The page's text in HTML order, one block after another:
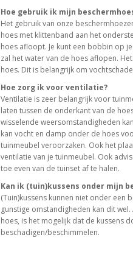
Hoe gebruik ik mijn
Het gebruik van onze
hoes met klittenband aan het
hoes afloopt. Je kunt een bobbin op
zal het water van de hoes aflopen.
hoes. Dit is belangrijk om
Hoe zorg ik voor ventilatie?
Ventilatie is zeer belangrijk voor
laten tussen de onderkant van de
wisselende weersomstandigheden
kan vocht en damp onder de hoes
tuinmeubel veroorzaken. Ook het
ventilatie van je tuinmeubel. Ook
toe even van de tuinset af te halen.
Kan ik (tuin)kussens onder mijn
(Tuin)kussens kunnen niet onder
gunstige omstandigheden kan dit
hoes, is het mogelijk dat de kussens
beschadigen/beschimmelen.